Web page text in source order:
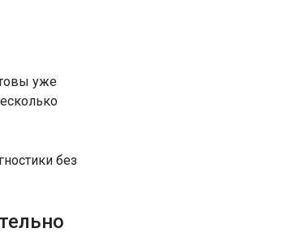
уже
без